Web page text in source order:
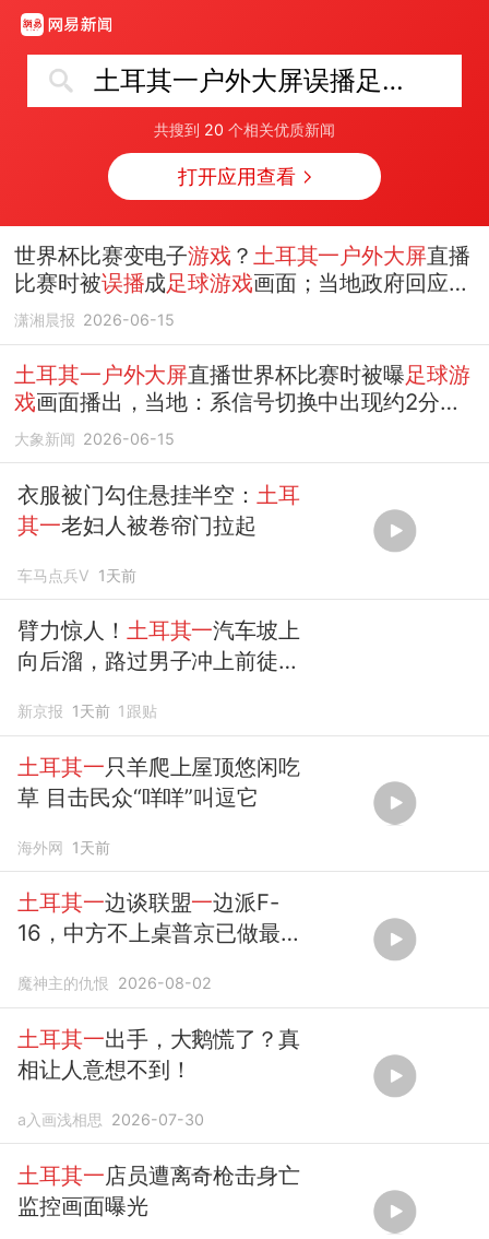
土耳其一户外大屏误播足球游戏
共搜到 20 个相关优质新闻
打开应用查看
世界杯比赛变电子游戏 ？ 土耳其一户外大屏直播
比赛时被误播成足球游戏画面；当地政府回应称
系转播信号切换过程中出现约两分钟技术故障所
致
潇湘晨报 2026-06-15
土耳其一户外大屏直播世界杯比赛时被曝足球游
戏画面播出，当地：系信号切换中出现约2分钟
技术故障所致
大象新闻 2026-06-15
衣服被门勾住悬挂半空： 土耳
其一老妇人被卷帘门拉起
车马点兵V 1天前
臂力惊人！ 土耳其一汽车坡上
向后溜，路过男子冲上前徒手
新京报 1天前 1 跟贴
土耳其一只羊爬上屋顶悠闲吃
草 目击民众“咩咩”叫逗它
海外网 1天前
土耳其一边谈联盟一边派F-
16，中方不上桌普京已做最坏
魔神主的仇恨 2026-08-02
土耳其一出手，大鹅慌了？真
相让人意想不到！
a入画浅相思 2026-07-30
土耳其一店员遭离奇枪击身亡
监控画面曝光